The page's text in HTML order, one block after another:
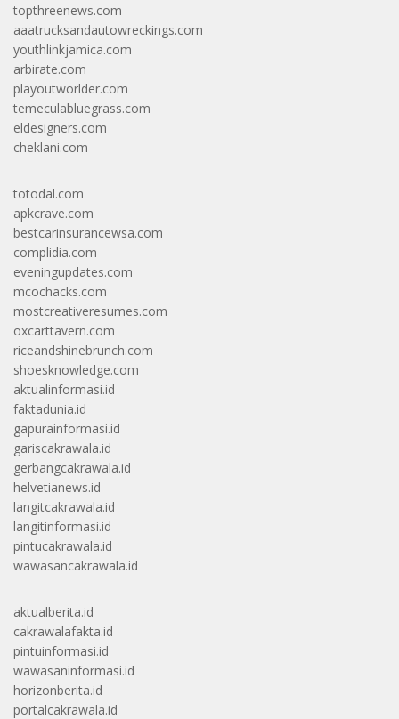
topthreenews.com
aaatrucksandautowreckings.com
youthlinkjamica.com
arbirate.com
playoutworlder.com
temeculabluegrass.com
eldesigners.com
cheklani.com
totodal.com
apkcrave.com
bestcarinsurancewsa.com
complidia.com
eveningupdates.com
mcochacks.com
mostcreativeresumes.com
oxcarttavern.com
riceandshinebrunch.com
shoesknowledge.com
aktualinformasi.id
faktadunia.id
gapurainformasi.id
gariscakrawala.id
gerbangcakrawala.id
helvetianews.id
langitcakrawala.id
langitinformasi.id
pintucakrawala.id
wawasancakrawala.id
aktualberita.id
cakrawalafakta.id
pintuinformasi.id
wawasaninformasi.id
horizonberita.id
portalcakrawala.id